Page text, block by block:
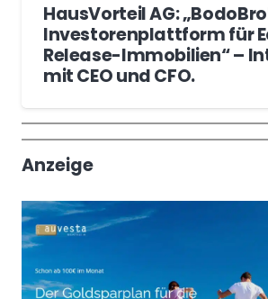
HausVorteil AG:
Investorenplattform für
Release-Immobilien“ –
mit CEO und CFO.
Wochenrückblick
Trendthemen
Anzeige